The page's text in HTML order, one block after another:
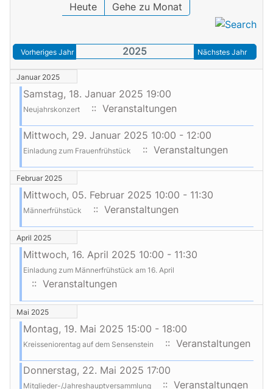
Heute
Gehe zu Monat
Vorheriges Jahr 2025 Nächstes Jahr
Januar 2025
Samstag, 18. Januar 2025 19:00
Neujahrskonzert :: Veranstaltungen
Mittwoch, 29. Januar 2025 10:00 - 12:00
Einladung zum Frauenfrühstück :: Veranstaltungen
Februar 2025
Mittwoch, 05. Februar 2025 10:00 - 11:30
Männerfrühstück :: Veranstaltungen
April 2025
Mittwoch, 16. April 2025 10:00 - 11:30
Einladung zum Männerfrühstück am 16. April
:: Veranstaltungen
Mai 2025
Montag, 19. Mai 2025 15:00 - 18:00
Kreisseniorentag auf dem Sensenstein :: Veranstaltungen
Donnerstag, 22. Mai 2025 17:00
Mitglieder-/Jahreshauptversammlung :: Veranstaltungen